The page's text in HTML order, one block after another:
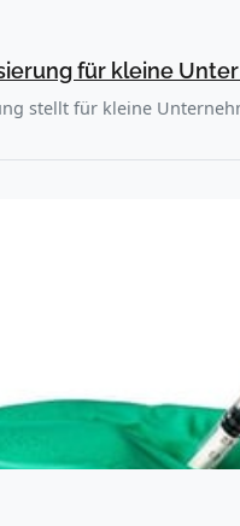
für kleine
stellt für kleine